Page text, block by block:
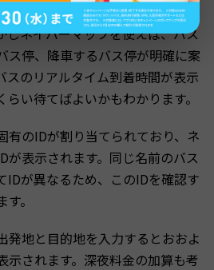
、旅行者にとってはハードルが
しネイバーマップを使えば、バス
ス停、降車するバス停が明確に案
スのリアルタイム到着時間が表示
い待てばよいかもわかります。
有のIDが割り当てられており、ネ
が表示されます。同じ名前のバス
IDが異なるため、このIDを確認す
。
発地と目的地を入力するとおおよ
示されます。深夜料金の加算も考